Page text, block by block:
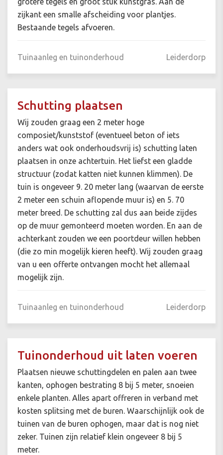
zijkant een smalle afscheiding voor plantjes.
Bestaande tegels afvoeren.
Tuinaanleg en tuinonderhoud Leiderdorp
Schutting plaatsen
Wij zouden graag een 2 meter hoge
composiet/kunststof (eventueel beton of iets
anders wat ook onderhoudsvrij is) schutting laten
plaatsen in onze achtertuin. Het liefst een gladde
structuur (zodat katten niet kunnen klimmen). De
tuin is ongeveer 9. 20 meter lang (waarvan de eerste
2 meter een schuin aflopende muur is) en 5. 70
meter breed. De schutting zal dus aan beide zijdes
op de muur gemonteerd moeten worden. En aan de
achterkant zouden we een poortdeur willen hebben
(die zo min mogelijk kieren heeft). Wij zouden graag
van u een offerte ontvangen mocht het allemaal
mogelijk zijn.
Tuinaanleg en tuinonderhoud Leiderdorp
Tuinonderhoud uit laten voeren
Plaatsen nieuwe schuttingdelen en palen aan twee
kanten, ophogen bestrating 8 bij 5 meter, snoeien
enkele planten. Alles apart offreren in verband met
kosten splitsing met de buren. Waarschijnlijk ook de
tuinen van de buren ophogen, maar dat is nog niet
zeker. Tuinen zijn relatief klein ongeveer 8 bij 5
meter.